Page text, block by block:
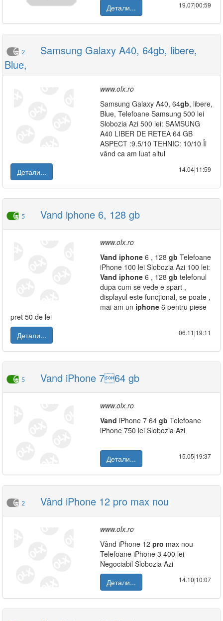
Детали...
19.07|00:59
2
Samsung Galaxy A40, 64gb, libere,
Blue,
www.olx.ro
Samsung Galaxy A40, 64gb, libere,
Blue, Telefoane Samsung 500 lei
Slobozia Azi 500 lei: SAMSUNG
A40 LIBER DE RETEA 64 GB
ASPECT :9.5/10 TEHNIC: 10/10 Îl
vând ca am luat altul
Детали...
14.04|11:59
5 Vand iphone 6, 128 gb
www.olx.ro
Vand iphone 6 , 128 gb Telefoane
iPhone 100 lei Slobozia Azi 100 lei:
Vand iphone 6 , 128 gb telefonul
dupa cum se vede e spart ,
displayul este funcțional, se poate ,
mai am un iphone 6 pentru piese
pret 50 de lei
Детали...
06.11|19:11
5 Vand iPhone 764 gb
www.olx.ro
Vand iPhone 7 64 gb Telefoane
iPhone 750 lei Slobozia Azi
Детали... 15.05|19:37
2 Vând iPhone 12 pro max nou
www.olx.ro
Vând iPhone 12 pro max nou
Telefoane iPhone 3 400 lei
Negociabil Slobozia Azi
Детали...
14.10|10:07